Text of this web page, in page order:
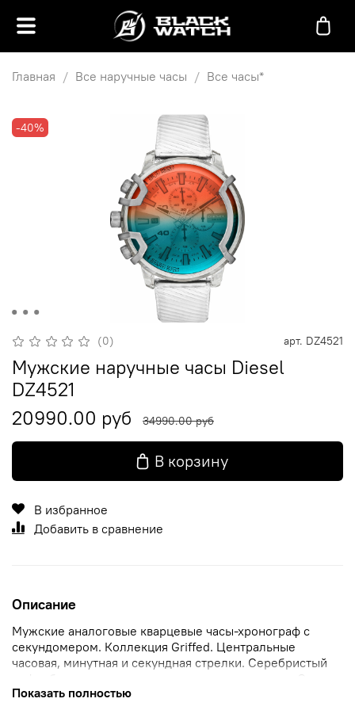
Главная Все наручные часы Все часы*
-40%
(0) арт. DZ4521
Мужские наручные часы Diesel
DZ4521
20990.00 руб
34990.00 руб
В корзину
В избранное
Добавить в сравнение
Описание
Мужские аналоговые кварцевые часы-хронограф с
секундомером. Коллекция Griffed. Центральные
часовая, минутная и секундная стрелки. Серебристый
циферблат с часовыми метками в виде штрихов. Окошко
даты в позиции 9 часов. Переводная головка и кнопки
Показать полностью